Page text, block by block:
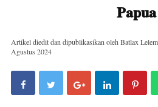
Papua
Artikel diedit dan dipublikasikan oleh Batlax
Agustus 2024